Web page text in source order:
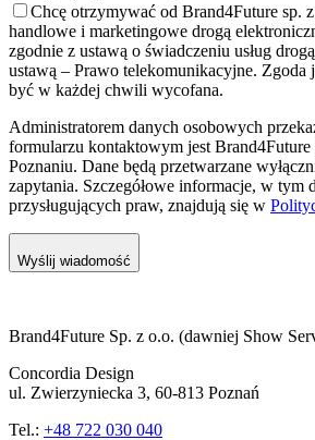
Chcę otrzymywać od Brand4Future sp.
handlowe i marketingowe drogą
zgodnie z ustawą o świadczeniu usług
ustawą – Prawo telekomunikacyjne. Zgoda
być w każdej chwili wycofana.
Administratorem danych osobowych
formularzu kontaktowym jest Brand4Future
Poznaniu. Dane będą przetwarzane
zapytania. Szczegółowe informacje, w tym
przysługujących praw, znajdują się w
Wyślij wiadomość
Brand4Future Sp. z o.o. (dawniej Show
Concordia Design
ul. Zwierzyniecka 3, 60-813 Poznań
Tel.: +48 722 030 040